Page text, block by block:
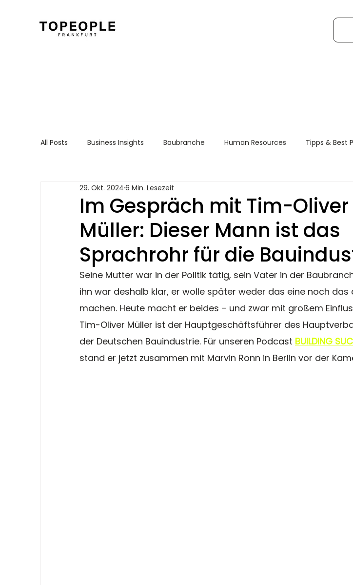
All Posts Business Insights Baubranche Human Resources Tipps & Best
Im Gespräch mit Tim-Oliver
Müller: Dieser Mann ist das
Sprachrohr für die
29. Okt. 2024 6 Min. Lesezeit
Seine Mutter war in der Politik tätig, sein Vater in der
ihn war deshalb klar, er wolle später weder das eine noch das
machen. Heute macht er beides – und zwar mit großem
Tim-Oliver Müller ist der Hauptgeschäftsführer des
der Deutschen Bauindustrie. Für unseren Podcast BUILDING
stand er jetzt zusammen mit Marvin Ronn in Berlin vor der